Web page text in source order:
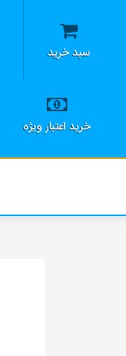
سبد خرید
خرید اعتبار ویژه